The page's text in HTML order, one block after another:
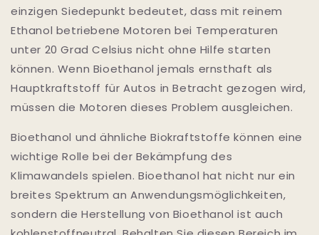
einzigen Siedepunkt bedeutet, dass mit reinem
Ethanol betriebene Motoren bei Temperaturen
unter 20 Grad Celsius nicht ohne Hilfe starten
können. Wenn Bioethanol jemals ernsthaft als
Hauptkraftstoff für Autos in Betracht gezogen wird,
müssen die Motoren dieses Problem ausgleichen.
Bioethanol und ähnliche Biokraftstoffe können eine
wichtige Rolle bei der Bekämpfung des
Klimawandels spielen. Bioethanol hat nicht nur ein
breites Spektrum an Anwendungsmöglichkeiten,
sondern die Herstellung von Bioethanol ist auch